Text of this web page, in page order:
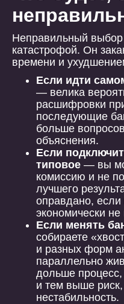
Неправильный выбор
катастрофой. Он
времени и
Если идти
— велика
расшифровки
последующие
больше
объяснения.
Если
типовое — вы
комиссию и не
лучшего
оправдано,
экономически не
Если менять
собираете
и разных форм
параллельно
дольше
и тем выше риск,
нестабильность.